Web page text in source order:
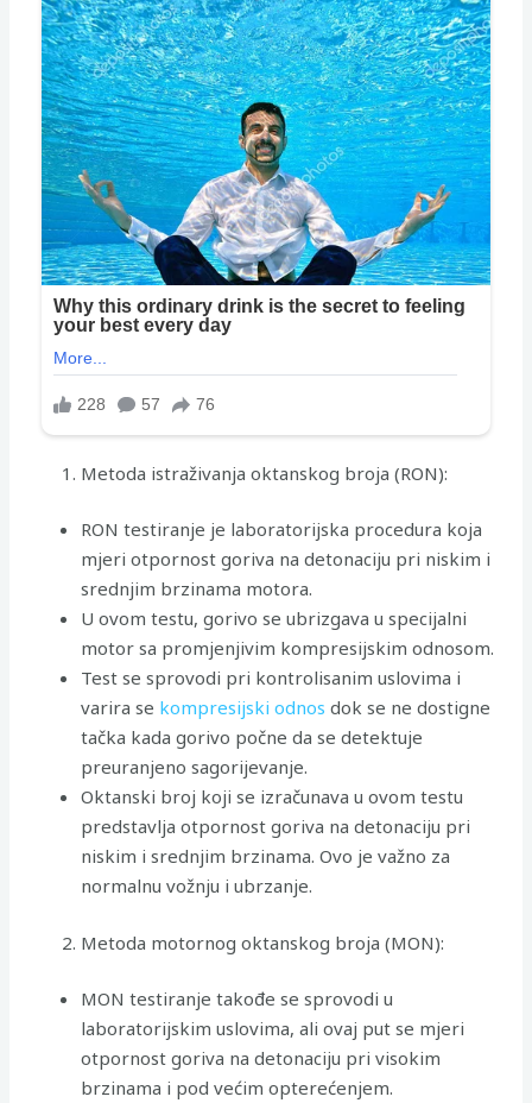
Metoda istraživanja oktanskog broja (RON):
RON testiranje je laboratorijska procedura koja
mjeri otpornost goriva na detonaciju pri niskim i
srednjim brzinama motora.
U ovom testu, gorivo se ubrizgava u specijalni
motor sa promjenjivim kompresijskim odnosom.
Test se sprovodi pri kontrolisanim uslovima i
varira se kompresijski odnos dok se ne dostigne
tačka kada gorivo počne da se detektuje
preuranjeno sagorijevanje.
Oktanski broj koji se izračunava u ovom testu
predstavlja otpornost goriva na detonaciju pri
niskim i srednjim brzinama. Ovo je važno za
normalnu vožnju i ubrzanje.
Metoda motornog oktanskog broja (MON):
MON testiranje takođe se sprovodi u
laboratorijskim uslovima, ali ovaj put se mjeri
otpornost goriva na detonaciju pri visokim
brzinama i pod većim opterećenjem.